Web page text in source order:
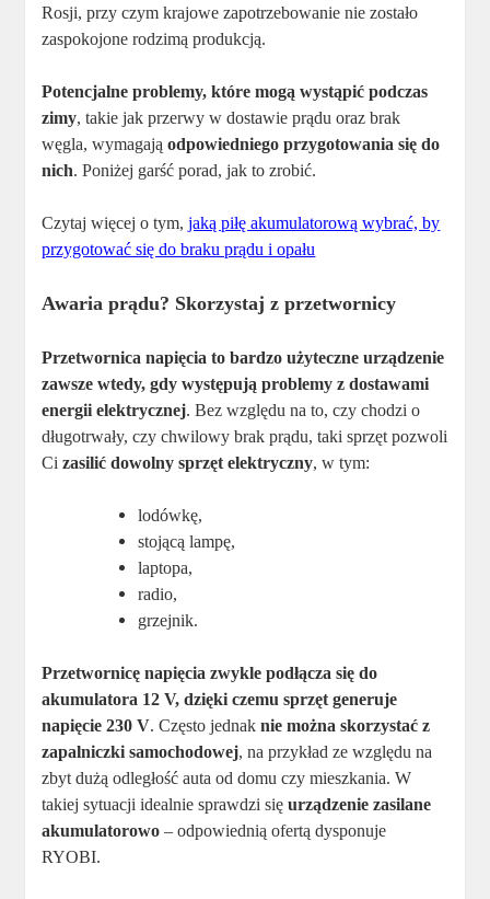
Rosji, przy czym krajowe zapotrzebowanie nie zostało
zaspokojone rodzimą produkcją.
Potencjalne problemy, które mogą wystąpić podczas
zimy, takie jak przerwy w dostawie prądu oraz brak
węgla, wymagająodpowiedniego przygotowania się do
nich. Poniżej garść porad, jak to zrobić.
Czytaj więcej o tym,jaką piłę akumulatorową wybrać, by
przygotować się do braku prądu i opału
Awaria prądu? Skorzystaj z przetwornicy
Przetwornica napięcia to bardzo użyteczne urządzenie
zawsze wtedy, gdy występują problemy z dostawami
energii elektrycznej. Bez względu na to, czy chodzi o
długotrwały, czy chwilowy brak prądu, taki sprzęt pozwoli
Cizasilić dowolny sprzęt elektryczny, w tym:
lodówkę,
stojącą lampę,
laptopa,
radio,
grzejnik.
Przetwornicę napięcia zwykle podłącza się do
akumulatora 12 V, dzięki czemu sprzęt generuje
napięcie 230 V. Często jednaknie można skorzystać z
zapalniczki samochodowej, na przykład ze względu na
zbyt dużą odległość auta od domu czy mieszkania. W
takiej sytuacji idealnie sprawdzi sięurządzenie zasilane
akumulatorowo – odpowiednią ofertą dysponuje
RYOBI.